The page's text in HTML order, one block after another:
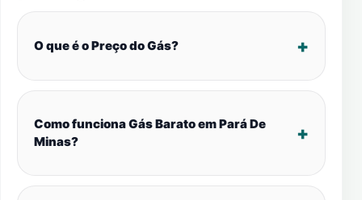
O que é o Preço do Gás?
Como funciona Gás Barato em Pará De
Minas?